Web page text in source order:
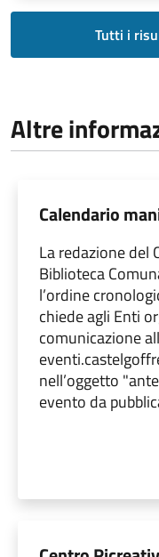
Tutti i
Altre
Calendario
La redazione del
Biblioteca
l’ordine
chiede agli Enti
comunicazione
nell’oggetto
evento da